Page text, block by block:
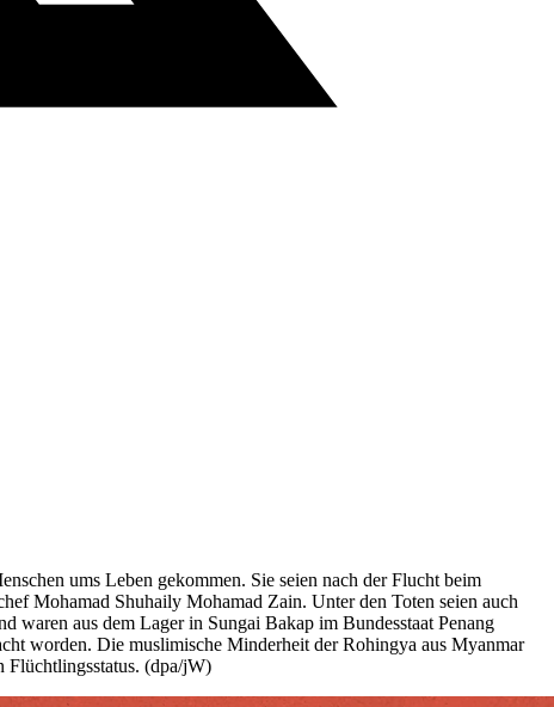
ums Leben gekommen. Sie seien nach der Flucht beim
Mohamad Shuhaily Mohamad Zain. Unter den Toten seien auch
waren aus dem Lager in Sungai Bakap im Bundesstaat Penang
worden. Die muslimische Minderheit der Rohingya aus Myanmar
Flüchtlingsstatus. (dpa/jW)